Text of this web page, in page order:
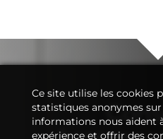
Ce site utilise les cookies
statistiques anonymes sur
informations nous aident
expérience et offrir des